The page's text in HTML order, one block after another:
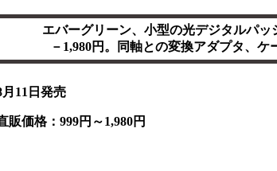
エバーグリーン、小型の光デジタルパッ
－1,980円。同軸との変換アダプタ、ケ
月11日発売
販価格：999円～1,980円